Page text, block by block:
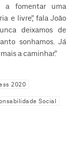
a fomentar uma
e livre”, fala João
deixamos de
sonhamos. Já
a caminhar.”
2020
Social